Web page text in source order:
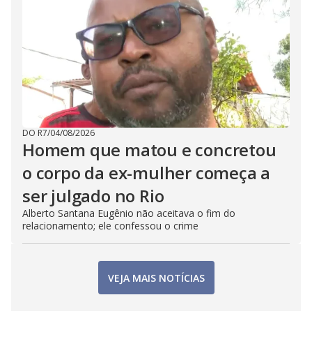
DO R7/04/08/2026
Homem que matou e concretou
o corpo da ex-mulher começa a
ser julgado no Rio
Alberto Santana Eugênio não aceitava o fim do
relacionamento; ele confessou o crime
VEJA MAIS NOTÍCIAS